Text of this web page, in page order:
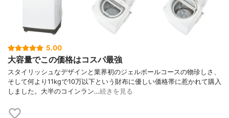
5.00
大容量でこの価格はコスパ最強
スタイリッシュなデザインと業界初のジェルボールコースの物珍しさ、
そして何より11kgで10万以下という財布に優しい価格帯に惹かれて購入
しました。大半のコインラン…続きを見る